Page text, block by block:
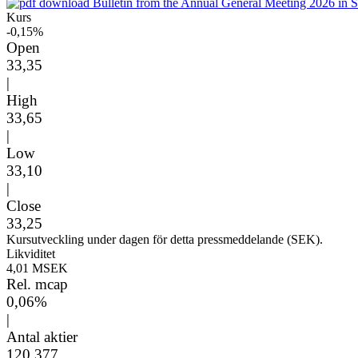
Bulletin from the Annual General Meeting 2026 in
Kurs
-0,15%
Open
33,35
|
High
33,65
|
Low
33,10
|
Close
33,25
Kursutveckling under dagen för detta pressmeddelande (SEK).
Likviditet
4,01 MSEK
Rel. mcap
0,06%
|
Antal aktier
120 377